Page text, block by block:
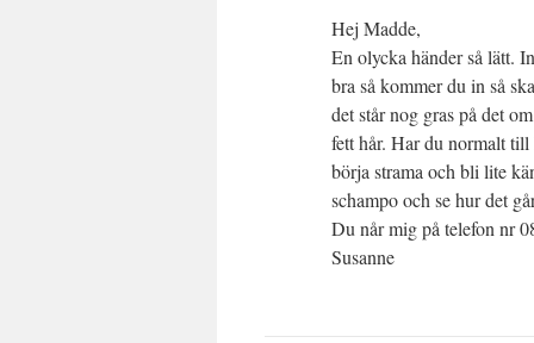
Hej Madde,
En olycka händer så lätt.
bra så kommer du in så
det står nog gras på det
fett hår. Har du normalt
börja strama och bli lite
schampo och se hur det
Du når mig på telefon nr
Susanne